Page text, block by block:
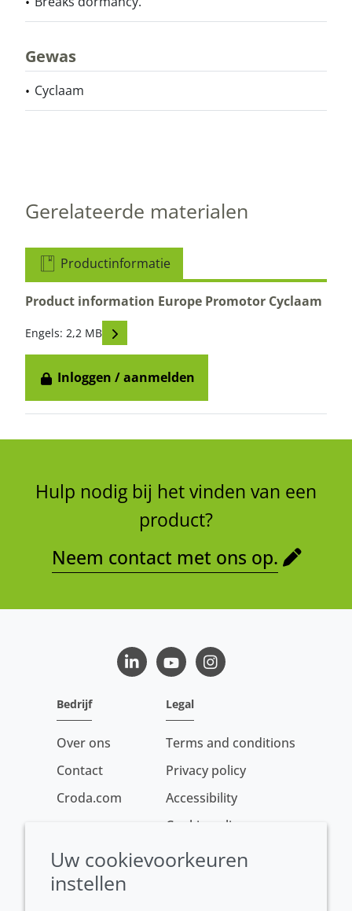
Gewas
Cyclaam
Gerelateerde materialen
Productinformatie
Product information Europe Promotor Cyclaam
Engels: 2,2 MB Read descriptions
Inloggen / aanmelden
Hulp nodig bij het vinden van een
product?
Neem contact met ons op.
LinkedInYoutubeInstagram
Bedrijf
Over ons
Contact
Croda.com
Legal
Terms and conditions
Privacy policy
Accessibility
Cookie policy
Conditions of sale
Uw cookievoorkeuren
instellen